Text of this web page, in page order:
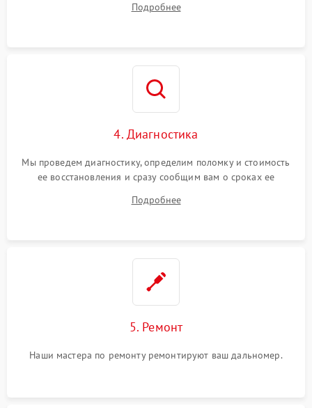
Подробнее
4. Диагностика
Мы проведем диагностику, определим поломку и стоимость
ее восстановления и сразу сообщим вам о сроках ее
Подробнее
5. Ремонт
Наши мастера по ремонту ремонтируют ваш дальномер.